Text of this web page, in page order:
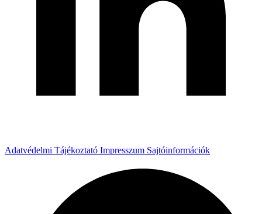
Adatvédelmi Tájékoztató Impresszum Sajtóinformációk